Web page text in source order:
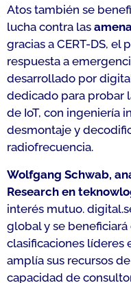
Atos también se
lucha contra las
gracias a CERT-DS, el
respuesta a
desarrollado por
dedicado para probar
de IoT, con ingeniería
desmontaje y
radiofrecuencia.
Wolfgang Schwab,
Research en
interés mutuo.
global y se
clasificaciones líderes
amplía sus recursos
capacidad de